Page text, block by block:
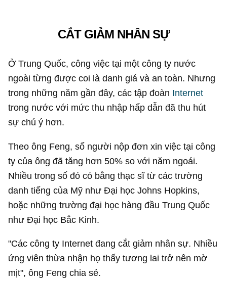
CẮT GIẢM NHÂN SỰ
Ở Trung Quốc, công việc tại một công ty nước
ngoài từng được coi là danh giá và an toàn. Nhưng
trong những năm gần đây, các tập đoàn Internet
trong nước với mức thu nhập hấp dẫn đã thu hút
sự chú ý hơn.
Theo ông Feng, số người nộp đơn xin việc tại công
ty của ông đã tăng hơn 50% so với năm ngoái.
Nhiều trong số đó có bằng thạc sĩ từ các trường
danh tiếng của Mỹ như Đại học Johns Hopkins,
hoặc những trường đại học hàng đầu Trung Quốc
như Đại học Bắc Kinh.
"Các công ty Internet đang cắt giảm nhân sự. Nhiều
ứng viên thừa nhận họ thấy tương lai trở nên mờ
mịt", ông Feng chia sẻ.